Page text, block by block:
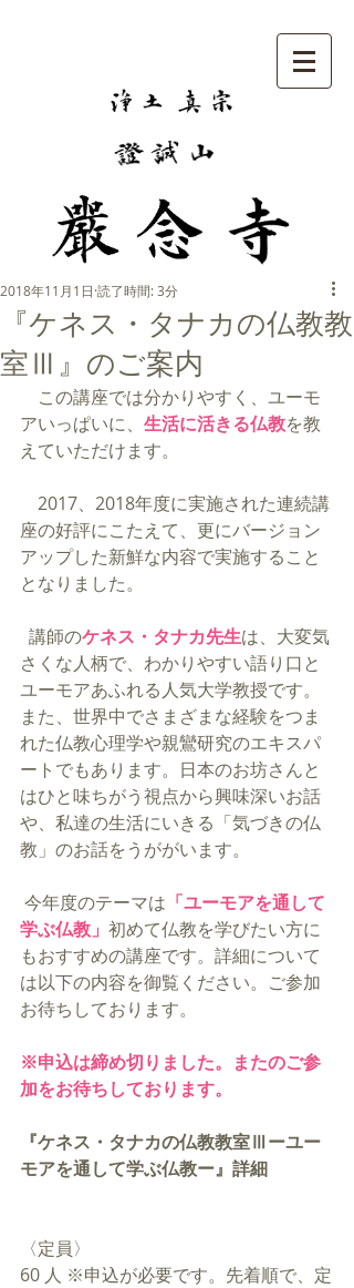
『ケネス・タナカの仏教教
室Ⅲ』のご案内
2018年11月1日 読了時間: 3分
この講座では分かりやすく、ユーモ
アいっぱいに、 生活に活きる仏教を教
えていただけます。
2017、2018年度に実施された連続講
座の好評にこたえて、更にバージョン
アップした新鮮な内容で実施すること
となりました。
  講師の
ケネス・タナカ先生は、大変気
さくな人柄で、わかりやすい語り口と
ユーモアあふれる人気大学教授です。
また、世界中でさまざまな経験をつま
れた仏教心理学や親鸞研究のエキスパ
ートでもあります。日本のお坊さんと
はひと味ちがう視点から興味深いお話
や、私達の生活にいきる「気づきの仏
教」のお話をうががいます。
今年度のテーマは 「ユーモアを通して
学ぶ仏教」 初めて仏教を学びたい方に
もおすすめの講座です。詳細について
は以下の内容を御覧ください。ご参加
お待ちしております。
※申込は締め切りました。またのご参
加をお待ちしております。
『ケネス・タナカの仏教教室Ⅲーユー
モアを通して学ぶ仏教ー』詳細
〈定員〉
60 人 ※申込が必要です。先着順で、定